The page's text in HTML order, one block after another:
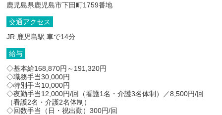
鹿児島県鹿児島市下田町1759番地
交通アクセス
JR 鹿児島駅 車で14分
給与
◇基本給168,870円～191,320円
◇職務手当30,000円
◇特別手当10,000円
◇夜勤手当12,000円/回（看護1名・介護3名体制）／8,500円/回
（看護2名・介護2名体制）
◇回数手当（日・祝出勤）300円/回